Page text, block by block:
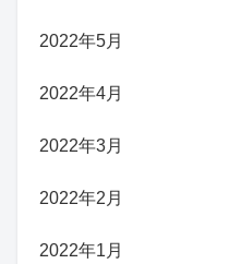
2022年5月
2022年4月
2022年3月
2022年2月
2022年1月